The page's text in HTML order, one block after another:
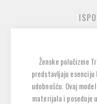
Ženske polučizme
predstavljaju
udobnošću. Ovaj
materijala i poseduje